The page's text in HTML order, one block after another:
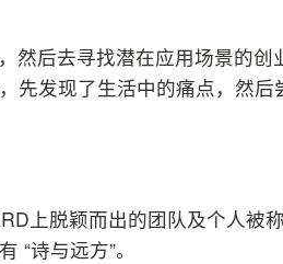
然后去寻找潜在应用场景的创
先发现了生活中的痛点，然后
上脱颖而出的团队及个人被
“诗与远方”。